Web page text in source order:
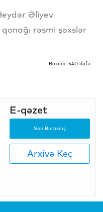
Əliyev
rəsmi şəxslər
Baxılıb: 540 dəfə
E-qəzet
Son Buraxılış
Arxivə Keç